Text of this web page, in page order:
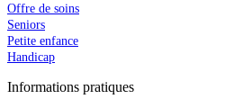
Offre de soins
Seniors
Petite enfance
Handicap
Informations pratiques